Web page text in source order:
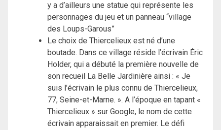
y a d’ailleurs une statue qui représente les
personnages du jeu et un panneau “village
des Loups-Garous”
Le choix de Thiercelieux est né d’une
boutade. Dans ce village réside l’écrivain Éric
Holder, qui a débuté la première nouvelle de
son recueil La Belle Jardinière ainsi : « Je
suis l’écrivain le plus connu de Thiercelieux,
77, Seine-et-Marne. ». A l’époque en tapant «
Thiercelieux » sur Google, le nom de cette
écrivain apparaissait en premier. Le défi